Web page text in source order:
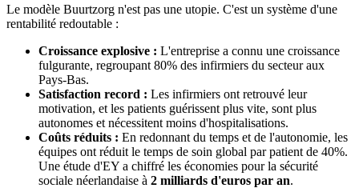
Le modèle Buurtzorg n'est pas une utopie. C'est un système d'une
rentabilité redoutable :
Croissance explosive : L'entreprise a connu une croissance
fulgurante, regroupant 80% des infirmiers du secteur aux
Pays-Bas.
Satisfaction record : Les infirmiers ont retrouvé leur
motivation, et les patients guérissent plus vite, sont plus
autonomes et nécessitent moins d'hospitalisations.
Coûts réduits : En redonnant du temps et de l'autonomie, les
équipes ont réduit le temps de soin global par patient de 40%.
Une étude d'EY a chiffré les économies pour la sécurité
sociale néerlandaise à 2 milliards d'euros par an.